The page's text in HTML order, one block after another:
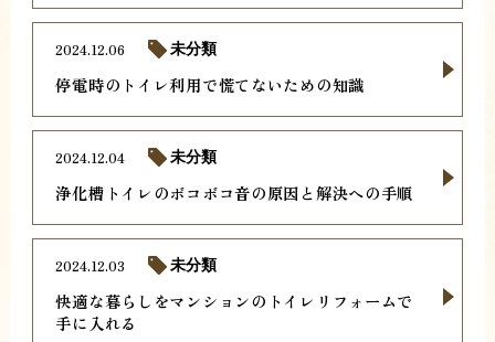
停電時のトイレ利用で慌てないための知識
2024.12.06 未分類
浄化槽トイレのボコボコ音の原因と解決への手順
2024.12.04 未分類
快適な暮らしをマンションのトイレリフォームで
手に入れる
2024.12.03 未分類